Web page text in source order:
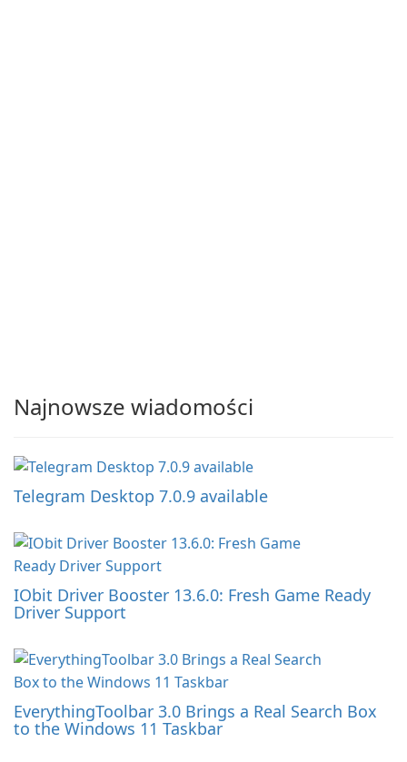
Najnowsze wiadomości
Telegram Desktop 7.0.9 available
IObit Driver Booster 13.6.0: Fresh Game Ready
Driver Support
EverythingToolbar 3.0 Brings a Real Search Box
to the Windows 11 Taskbar